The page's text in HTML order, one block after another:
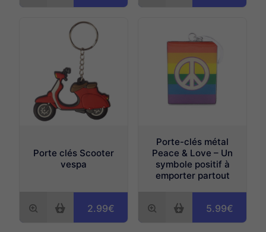
Porte clés Scooter
vespa
2.99€
Porte-clés métal
Peace & Love – Un
symbole positif à
emporter partout
5.99€